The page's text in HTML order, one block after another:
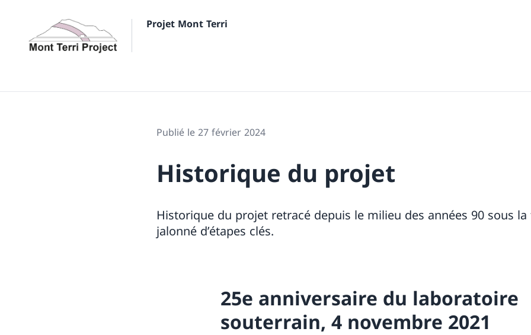
Projet Mont Terri
Publié le 27 février 2024
Historique du projet
Historique du projet retracé depuis le milieu des années 90 sous
jalonné d’étapes clés.
25e anniversaire du laboratoire
souterrain, 4 novembre 2021